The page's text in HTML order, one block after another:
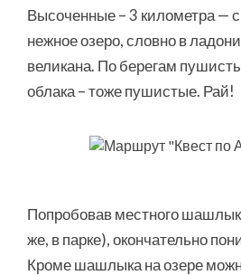
Высоченные – 3 километра —
нежное озеро, словно в
великана. По берегам
облака – тоже пушистые. Рай!
Попробовав местного
же, в парке), окончательно
Кроме шашлыка на озере